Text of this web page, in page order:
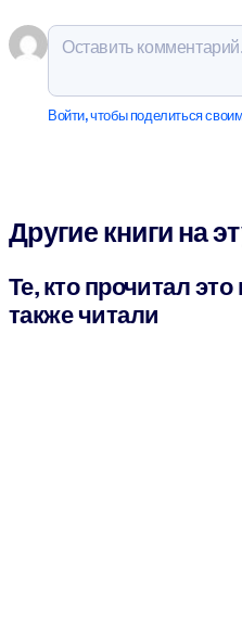
Войти, чтобы поделиться
Другие книги на
Те, кто прочитал
также читали